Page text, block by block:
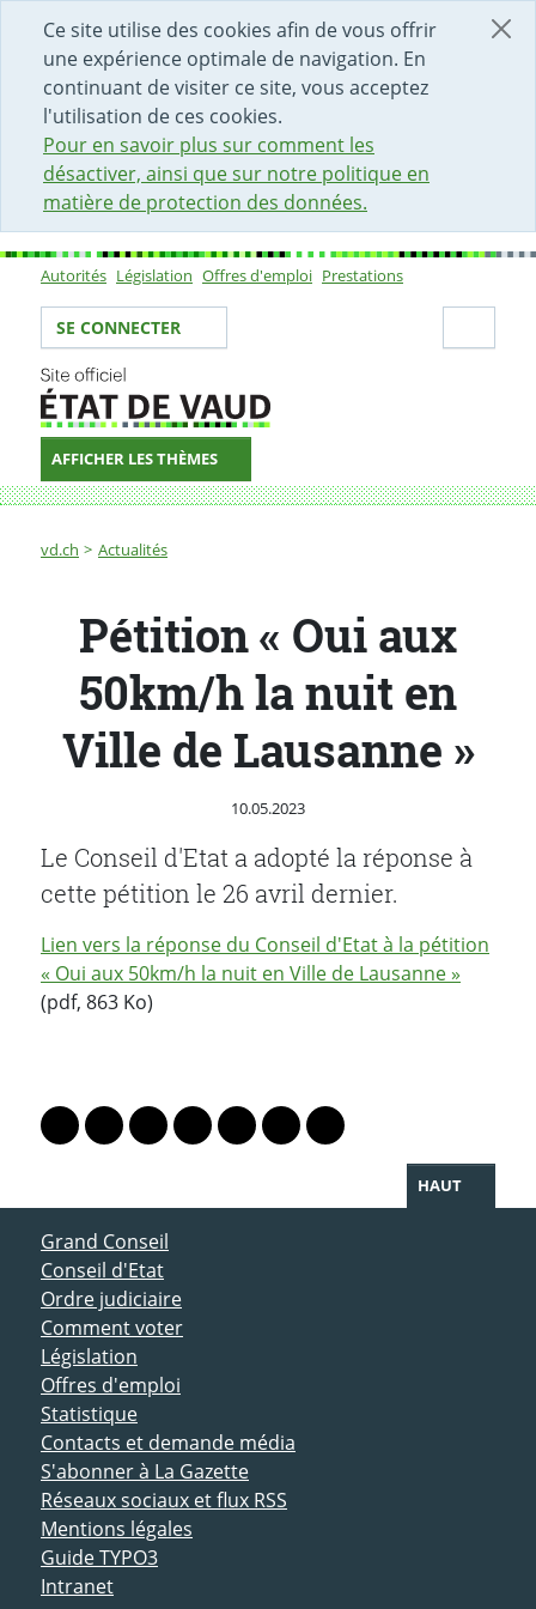
Ce site utilise des cookies afin de vous offrir
une expérience optimale de navigation. En
continuant de visiter ce site, vous acceptez
l'utilisation de ces cookies.
Pour en savoir plus sur comment les
désactiver, ainsi que sur notre politique en
matière de protection des données.
DÉBUT DU CONTENU DE LA PAGE
ACCÈS AU CHAMP DE RECHERCHE
PAGE D'ACCUEIL
FORMULAIRE DE CONTACT
Sous-navigation
Autorités Législation Offres d'emploi Prestations
Votre identité
SE CONNECTER
AFFICHER LES THÈMES
Fil d'Ariane
vd.ch Actualités
Pétition « Oui aux 50km/h la nuit en Ville de Lausanne »
Pétition « Oui aux
50km/h la nuit en
Ville de Lausanne »
Publié le
10.05.2023
Le Conseil d'Etat a adopté la réponse à
cette pétition le 26 avril dernier.
Lien vers la réponse du Conseil d'Etat à la pétition
« Oui aux 50km/h la nuit en Ville de Lausanne »
(pdf, 863 Ko)
Lien vers le profil Mastodon
Lien vers le profil Bluesky
Lien vers le profil Instagram
Lien vers le profil Linkedin
Lien vers le profil Facebook
Lien vers le profil Twitter
Partager par WhatsApp
HAUT
ACCÈS DIRECT
Grand Conseil
Conseil d'Etat
Ordre judiciaire
Comment voter
Législation
Offres d'emploi
Statistique
Contacts et demande média
S'abonner à La Gazette
Réseaux sociaux et flux RSS
Mentions légales
Guide TYPO3
Intranet